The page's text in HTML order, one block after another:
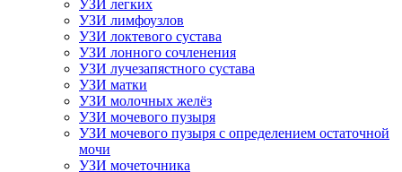
УЗИ легких
УЗИ лимфоузлов
УЗИ локтевого сустава
УЗИ лонного сочленения
УЗИ лучезапястного сустава
УЗИ матки
УЗИ молочных желёз
УЗИ мочевого пузыря
УЗИ мочевого пузыря с определением остаточной
мочи
УЗИ мочеточника